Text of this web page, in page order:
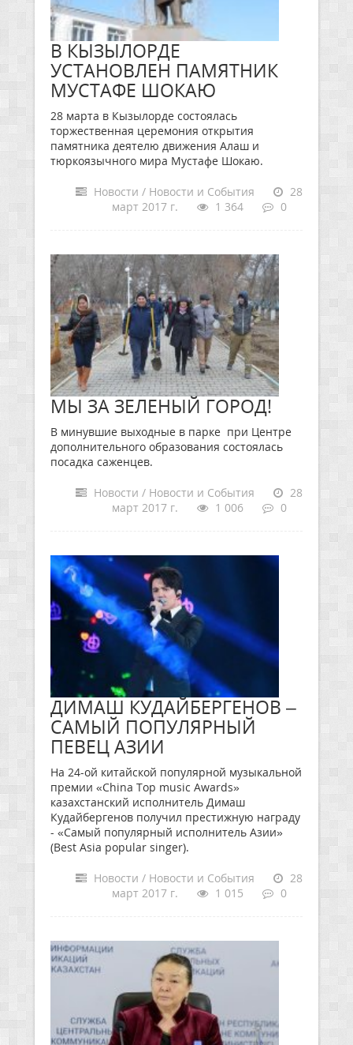
В КЫЗЫЛОРДЕ
УСТАНОВЛЕН ПАМЯТНИК
МУСТАФЕ ШОКАЮ
28 марта в Кызылорде состоялась
торжественная церемония открытия
памятника деятелю движения Алаш и
тюркоязычного мира Мустафе Шокаю.
Новости / Новости и События
28
март 2017 г.
1 364 0
МЫ ЗА ЗЕЛЕНЫЙ ГОРОД!
В минувшие выходные в парке при Центре
дополнительного образования состоялась
посадка саженцев.
Новости / Новости и События
28
март 2017 г.
1 006 0
ДИМАШ КУДАЙБЕРГЕНОВ –
САМЫЙ ПОПУЛЯРНЫЙ
ПЕВЕЦ АЗИИ
На 24-ой китайской популярной музыкальной
премии «China Top music Awards»
казахстанский исполнитель Димаш
Кудайбергенов получил престижную награду
- «Самый популярный исполнитель Азии»
(Best Asia popular singer).
Новости / Новости и События
28
март 2017 г.
1 015 0